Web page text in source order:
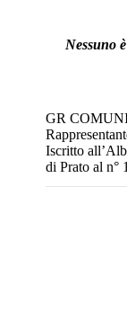
Nessuno
GR
Iscritto
di Prato al n°